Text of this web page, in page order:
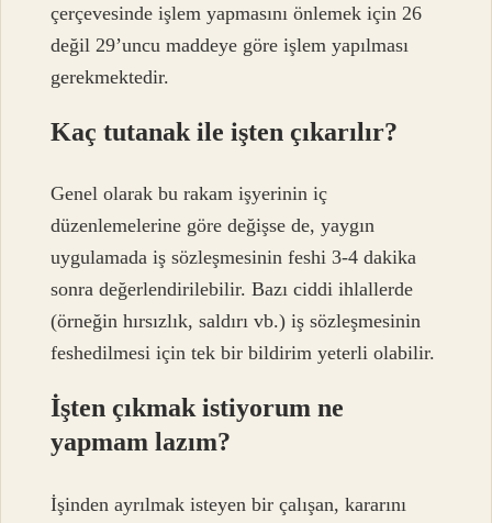
çerçevesinde işlem yapmasını önlemek için 26
değil 29’uncu maddeye göre işlem yapılması
gerekmektedir.
Kaç tutanak ile işten çıkarılır?
Genel olarak bu rakam işyerinin iç
düzenlemelerine göre değişse de, yaygın
uygulamada iş sözleşmesinin feshi 3-4 dakika
sonra değerlendirilebilir. Bazı ciddi ihlallerde
(örneğin hırsızlık, saldırı vb.) iş sözleşmesinin
feshedilmesi için tek bir bildirim yeterli olabilir.
İşten çıkmak istiyorum ne
yapmam lazım?
İşinden ayrılmak isteyen bir çalışan, kararını